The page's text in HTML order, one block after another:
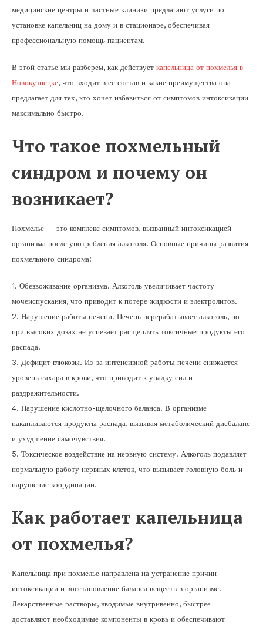
медицинские центры и частные клиники предлагают услуги по
установке капельниц на дому и в стационаре, обеспечивая
профессиональную помощь пациентам.
В этой статье мы разберем, как действует капельница от похмелья в
Новокузнецке, что входит в её состав и какие преимущества она
предлагает для тех, кто хочет избавиться от симптомов интоксикации
максимально быстро.
Что такое похмельный
синдром и почему он
возникает?
Похмелье — это комплекс симптомов, вызванный интоксикацией
организма после употребления алкоголя. Основные причины развития
похмельного синдрома:
1. Обезвоживание организма. Алкоголь увеличивает частоту
мочеиспускания, что приводит к потере жидкости и электролитов.
2. Нарушение работы печени. Печень перерабатывает алкоголь, но
при высоких дозах не успевает расщеплять токсичные продукты его
распада.
3. Дефицит глюкозы. Из-за интенсивной работы печени снижается
уровень сахара в крови, что приводит к упадку сил и
раздражительности.
4. Нарушение кислотно-щелочного баланса. В организме
накапливаются продукты распада, вызывая метаболический дисбаланс
и ухудшение самочувствия.
5. Токсическое воздействие на нервную систему. Алкоголь подавляет
нормальную работу нервных клеток, что вызывает головную боль и
нарушение координации.
Как работает капельница
от похмелья?
Капельница при похмелье направлена на устранение причин
интоксикации и восстановление баланса веществ в организме.
Лекарственные растворы, вводимые внутривенно, быстрее
доставляют необходимые компоненты в кровь и обеспечивают